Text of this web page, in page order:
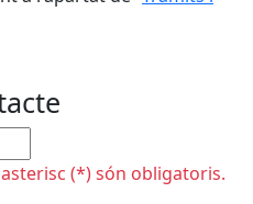
(*) són obligatoris.